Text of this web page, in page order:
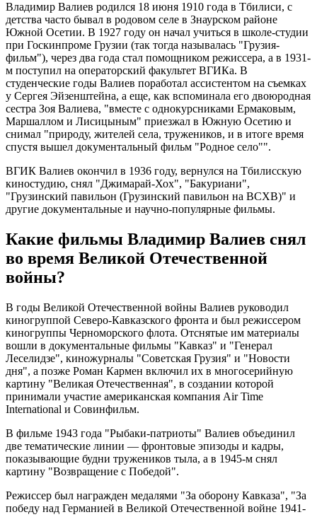
Владимир Валиев родился 18 июня 1910 года в Тбилиси, с
детства часто бывал в родовом селе в Знаурском районе
Южной Осетии. В 1927 году он начал учиться в школе-студии
при Госкинпроме Грузии (так тогда называлась "Грузия-
фильм"), через два года стал помощником режиссера, а в 1931-
м поступил на операторский факультет ВГИКа. В
студенческие годы Валиев поработал ассистентом на съемках
у Сергея Эйзенштейна, а еще, как вспоминала его двоюродная
сестра Зоя Валиева, "вместе с однокурсниками Ермаковым,
Маршаллом и Лисицыным" приезжал в Южную Осетию и
снимал "природу, жителей села, тружеников, и в итоге время
спустя вышел документальный фильм "Родное село"".
ВГИК Валиев окончил в 1936 году, вернулся на Тбилисскую
киностудию, снял "Джимарай-Хох", "Бакуриани",
"Грузинский павильон (Грузинский павильон на ВСХВ)" и
другие документальные и научно-популярные фильмы.
Какие фильмы Владимир Валиев снял
во время Великой Отечественной
войны?
В годы Великой Отечественной войны Валиев руководил
киногруппой Северо-Кавказского фронта и был режиссером
киногруппы Черноморского флота. Отснятые им материалы
вошли в документальные фильмы "Кавказ" и "Генерал
Леселидзе", киножурналы "Советская Грузия" и "Новости
дня", а позже Роман Кармен включил их в многосерийную
картину "Великая Отечественная", в создании которой
принимали участие американская компания Air Time
International и Совинфильм.
В фильме 1943 года "Рыбаки-патриоты" Валиев объединил
две тематические линии — фронтовые эпизоды и кадры,
показывающие будни тружеников тыла, а в 1945-м снял
картину "Возвращение с Победой".
Режиссер был награжден медалями "За оборону Кавказа", "За
победу над Германией в Великой Отечественной войне 1941-